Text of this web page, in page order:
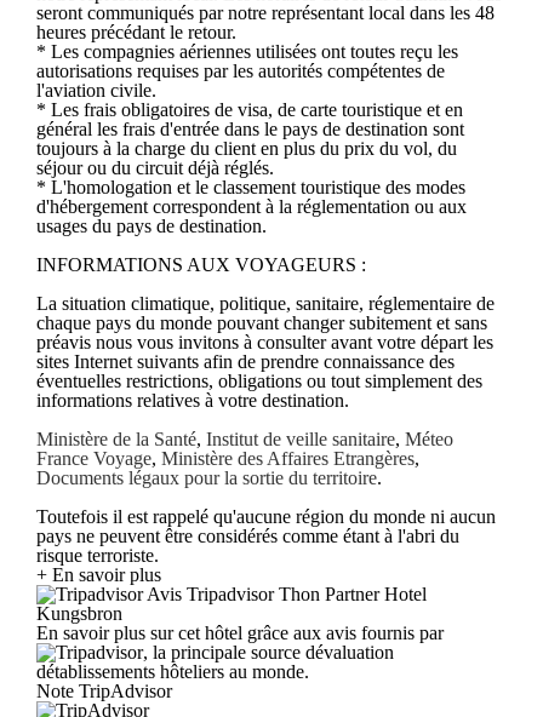
seront communiqués par notre représentant local dans les 48
heures précédant le retour.
* Les compagnies aériennes utilisées ont toutes reçu les
autorisations requises par les autorités compétentes de
l'aviation civile.
* Les frais obligatoires de visa, de carte touristique et en
général les frais d'entrée dans le pays de destination sont
toujours à la charge du client en plus du prix du vol, du
séjour ou du circuit déjà réglés.
* L'homologation et le classement touristique des modes
d'hébergement correspondent à la réglementation ou aux
usages du pays de destination.
INFORMATIONS AUX VOYAGEURS :
La situation climatique, politique, sanitaire, réglementaire de
chaque pays du monde pouvant changer subitement et sans
préavis nous vous invitons à consulter avant votre départ les
sites Internet suivants afin de prendre connaissance des
éventuelles restrictions, obligations ou tout simplement des
informations relatives à votre destination.
Ministère de la Santé, Institut de veille sanitaire, Méteo
France Voyage, Ministère des Affaires Etrangères,
Documents légaux pour la sortie du territoire.
Toutefois il est rappelé qu'aucune région du monde ni aucun
pays ne peuvent être considérés comme étant à l'abri du
risque terroriste.
+ En savoir plus
Avis Tripadvisor Thon Partner Hotel
Kungsbron
En savoir plus sur cet hôtel grâce aux avis fournis par
, la principale source dévaluation
détablissements hôteliers au monde.
Note TripAdvisor